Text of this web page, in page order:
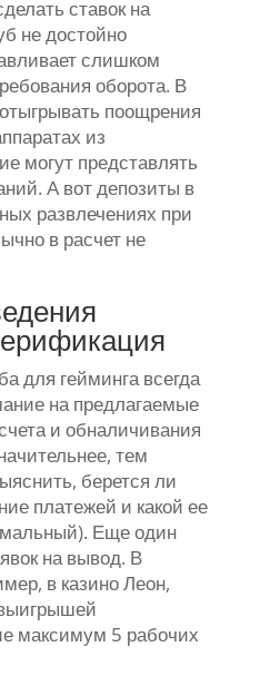
ставок на
не достойно
слишком
оборота. В
поощрения
из
могут представлять
А вот депозиты в
развлечениях при
в расчет не
для гейминга всегда
на предлагаемые
и обналичивания
тем
берется ли
платежей и какой ее
Еще один
на вывод. В
в казино Леон,
максимум 5 рабочих